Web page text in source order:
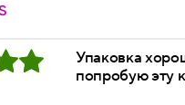
Упаковка
попробую эту